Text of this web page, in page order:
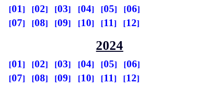
01 02 03 04 05
06
07
08 09 10 11 12
2024
01 02 03 04 05
06
07
08 09 10 11 12